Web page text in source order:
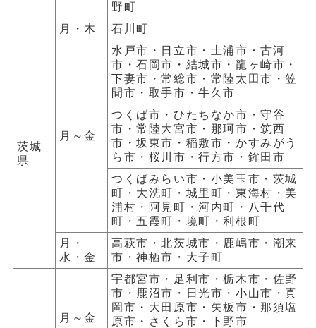
野町
月・木
石川町
茨城
県
月～金
水戸市・日立市・土浦市・古河
市・石岡市・結城市・龍ヶ崎市・
下妻市・常総市・常陸太田市・笠
間市・取手市・牛久市
つくば市・ひたちなか市・守谷
市・常陸大宮市・那珂市・筑西
市・坂東市・稲敷市・かすみがう
ら市・桜川市・行方市・鉾田市
つくばみらい市・小美玉市・茨城
町・大洗町・城里町・東海村・美
浦村・阿見町・河内町・八千代
町・五霞町・境町・利根町
月・
水・金
高萩市・北茨城市・鹿嶋市・潮来
市・神栖市・大子町
月～金
宇都宮市・足利市・栃木市・佐野
市・鹿沼市・日光市・小山市・真
岡市・大田原市・矢板市・那須塩
原市・さくら市・下野市